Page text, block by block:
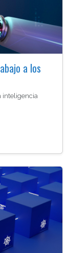
a los
inteligencia